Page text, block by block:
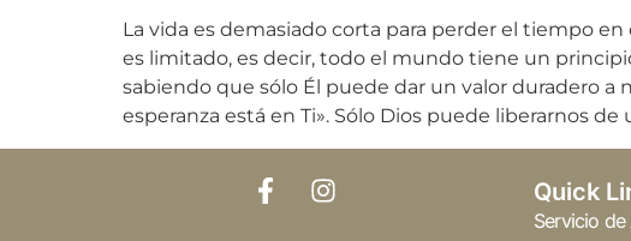
La vida es demasiado corta para perder el tiempo
es limitado, es decir, todo el mundo tiene un
sabiendo que sólo Él puede dar un valor duradero a
esperanza está en Ti». Sólo Dios puede liberarnos
Quick
Servicio de